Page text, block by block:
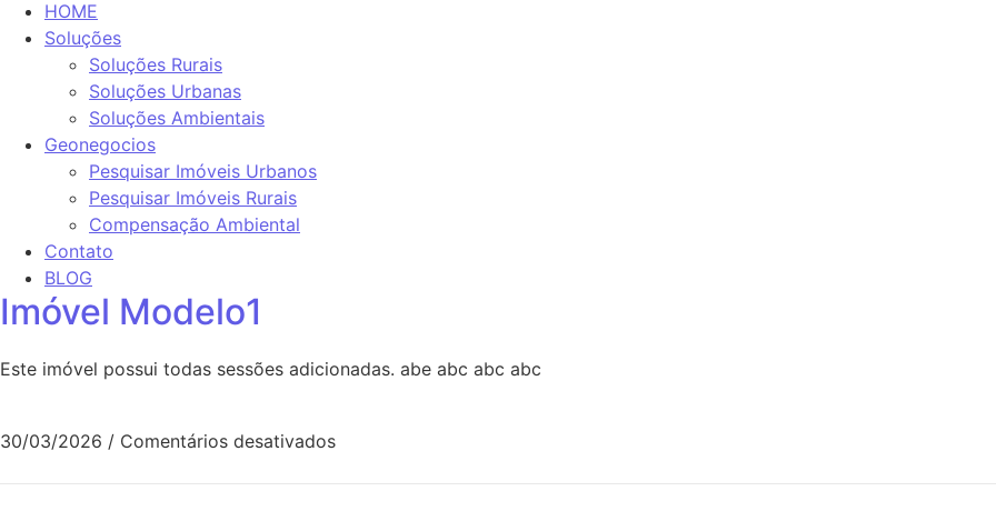
HOME
Soluções
Soluções Rurais
Soluções Urbanas
Soluções Ambientais
Geonegocios
Pesquisar Imóveis Urbanos
Pesquisar Imóveis Rurais
Compensação Ambiental
Contato
BLOG
Imóvel Modelo1
Este imóvel possui todas sessões adicionadas. abe abc abc abc
30/03/2026 / Comentários desativados